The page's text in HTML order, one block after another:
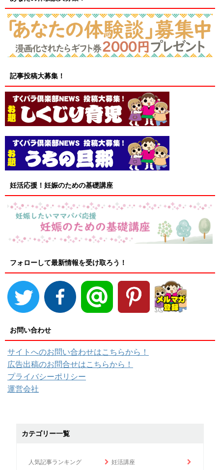
記事投稿大募集！
妊活応援！妊娠のための基礎講座
フォローして最新情報を受け取ろう！
お問い合わせ
サイトへのお問い合わせはこちらから！
広告出稿のお問合せはこちらから！
プライバシーポリシー
運営会社
カテゴリー一覧
人気記事ランキング 妊活講座